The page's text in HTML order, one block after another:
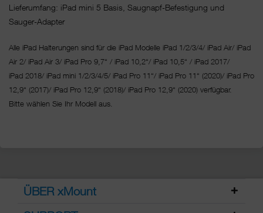
Lieferumfang: iPad mini 5 Basis, Saugnapf-Befestigung und
Sauger-Adapter
Alle iPad Halterungen sind für die iPad Modelle iPad 1/2/3/4/ iPad Air/ iPad
Air 2/ iPad Air 3/ iPad Pro 9,7“ / iPad 10,2“/ iPad 10,5“ / iPad 2017/
iPad 2018/ iPad mini 1/2/3/4/5/ iPad Pro 11“/ iPad Pro 11“ (2020)/ iPad Pro
12,9“ (2017)/ iPad Pro 12,9“ (2018)/ iPad Pro 12,9“ (2020) verfügbar.
Bitte wählen Sie Ihr Modell aus.
ÜBER xMount